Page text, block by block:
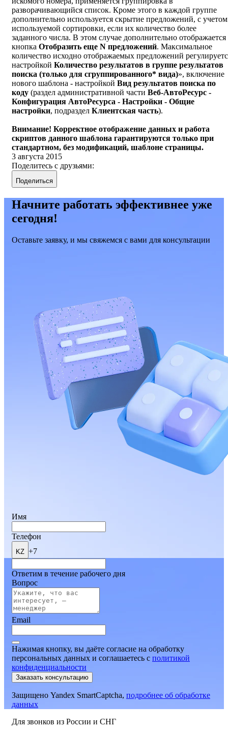
разворачивающийся список. Кроме этого в каждой группе
дополнительно используется скрытие предложений, с учетом
используемой сортировки, если их количество более
заданного числа. В этом случае дополнительно отображается
кнопка Отобразить еще N предложений. Максимальное
количество исходно отображаемых предложений
настройкой Количество результатов в группе результатов
поиска (только для сгруппированного* вида)», включение
нового шаблона - настройкой Вид результатов поиска по
коду (раздел административной части Веб-АвтоРесурс -
Конфигурация АвтоРесурса - Настройки - Общие
настройки, подраздел Клиентская часть).
Внимание! Корректное отображение данных и работа
скриптов данного шаблона гарантируются только при
стандартном, без модификаций, шаблоне страницы.
3 августа 2015
Поделитесь с друзьями:
Поделиться
Начните работать эффективнее уже
сегодня!
Оставьте заявку, и мы свяжемся с вами для консультации
Имя
Телефон
KZ +7
Ответим в течение рабочего дня
Вопрос
Email
Нажимая кнопку, вы даёте согласие на обработку
персональных данных и соглашаетесь c политикой
конфиденциальности
Заказать консультацию
Защищено Yandex SmartCaptcha, подробнее об обработке
данных
Для звонков из России и СНГ